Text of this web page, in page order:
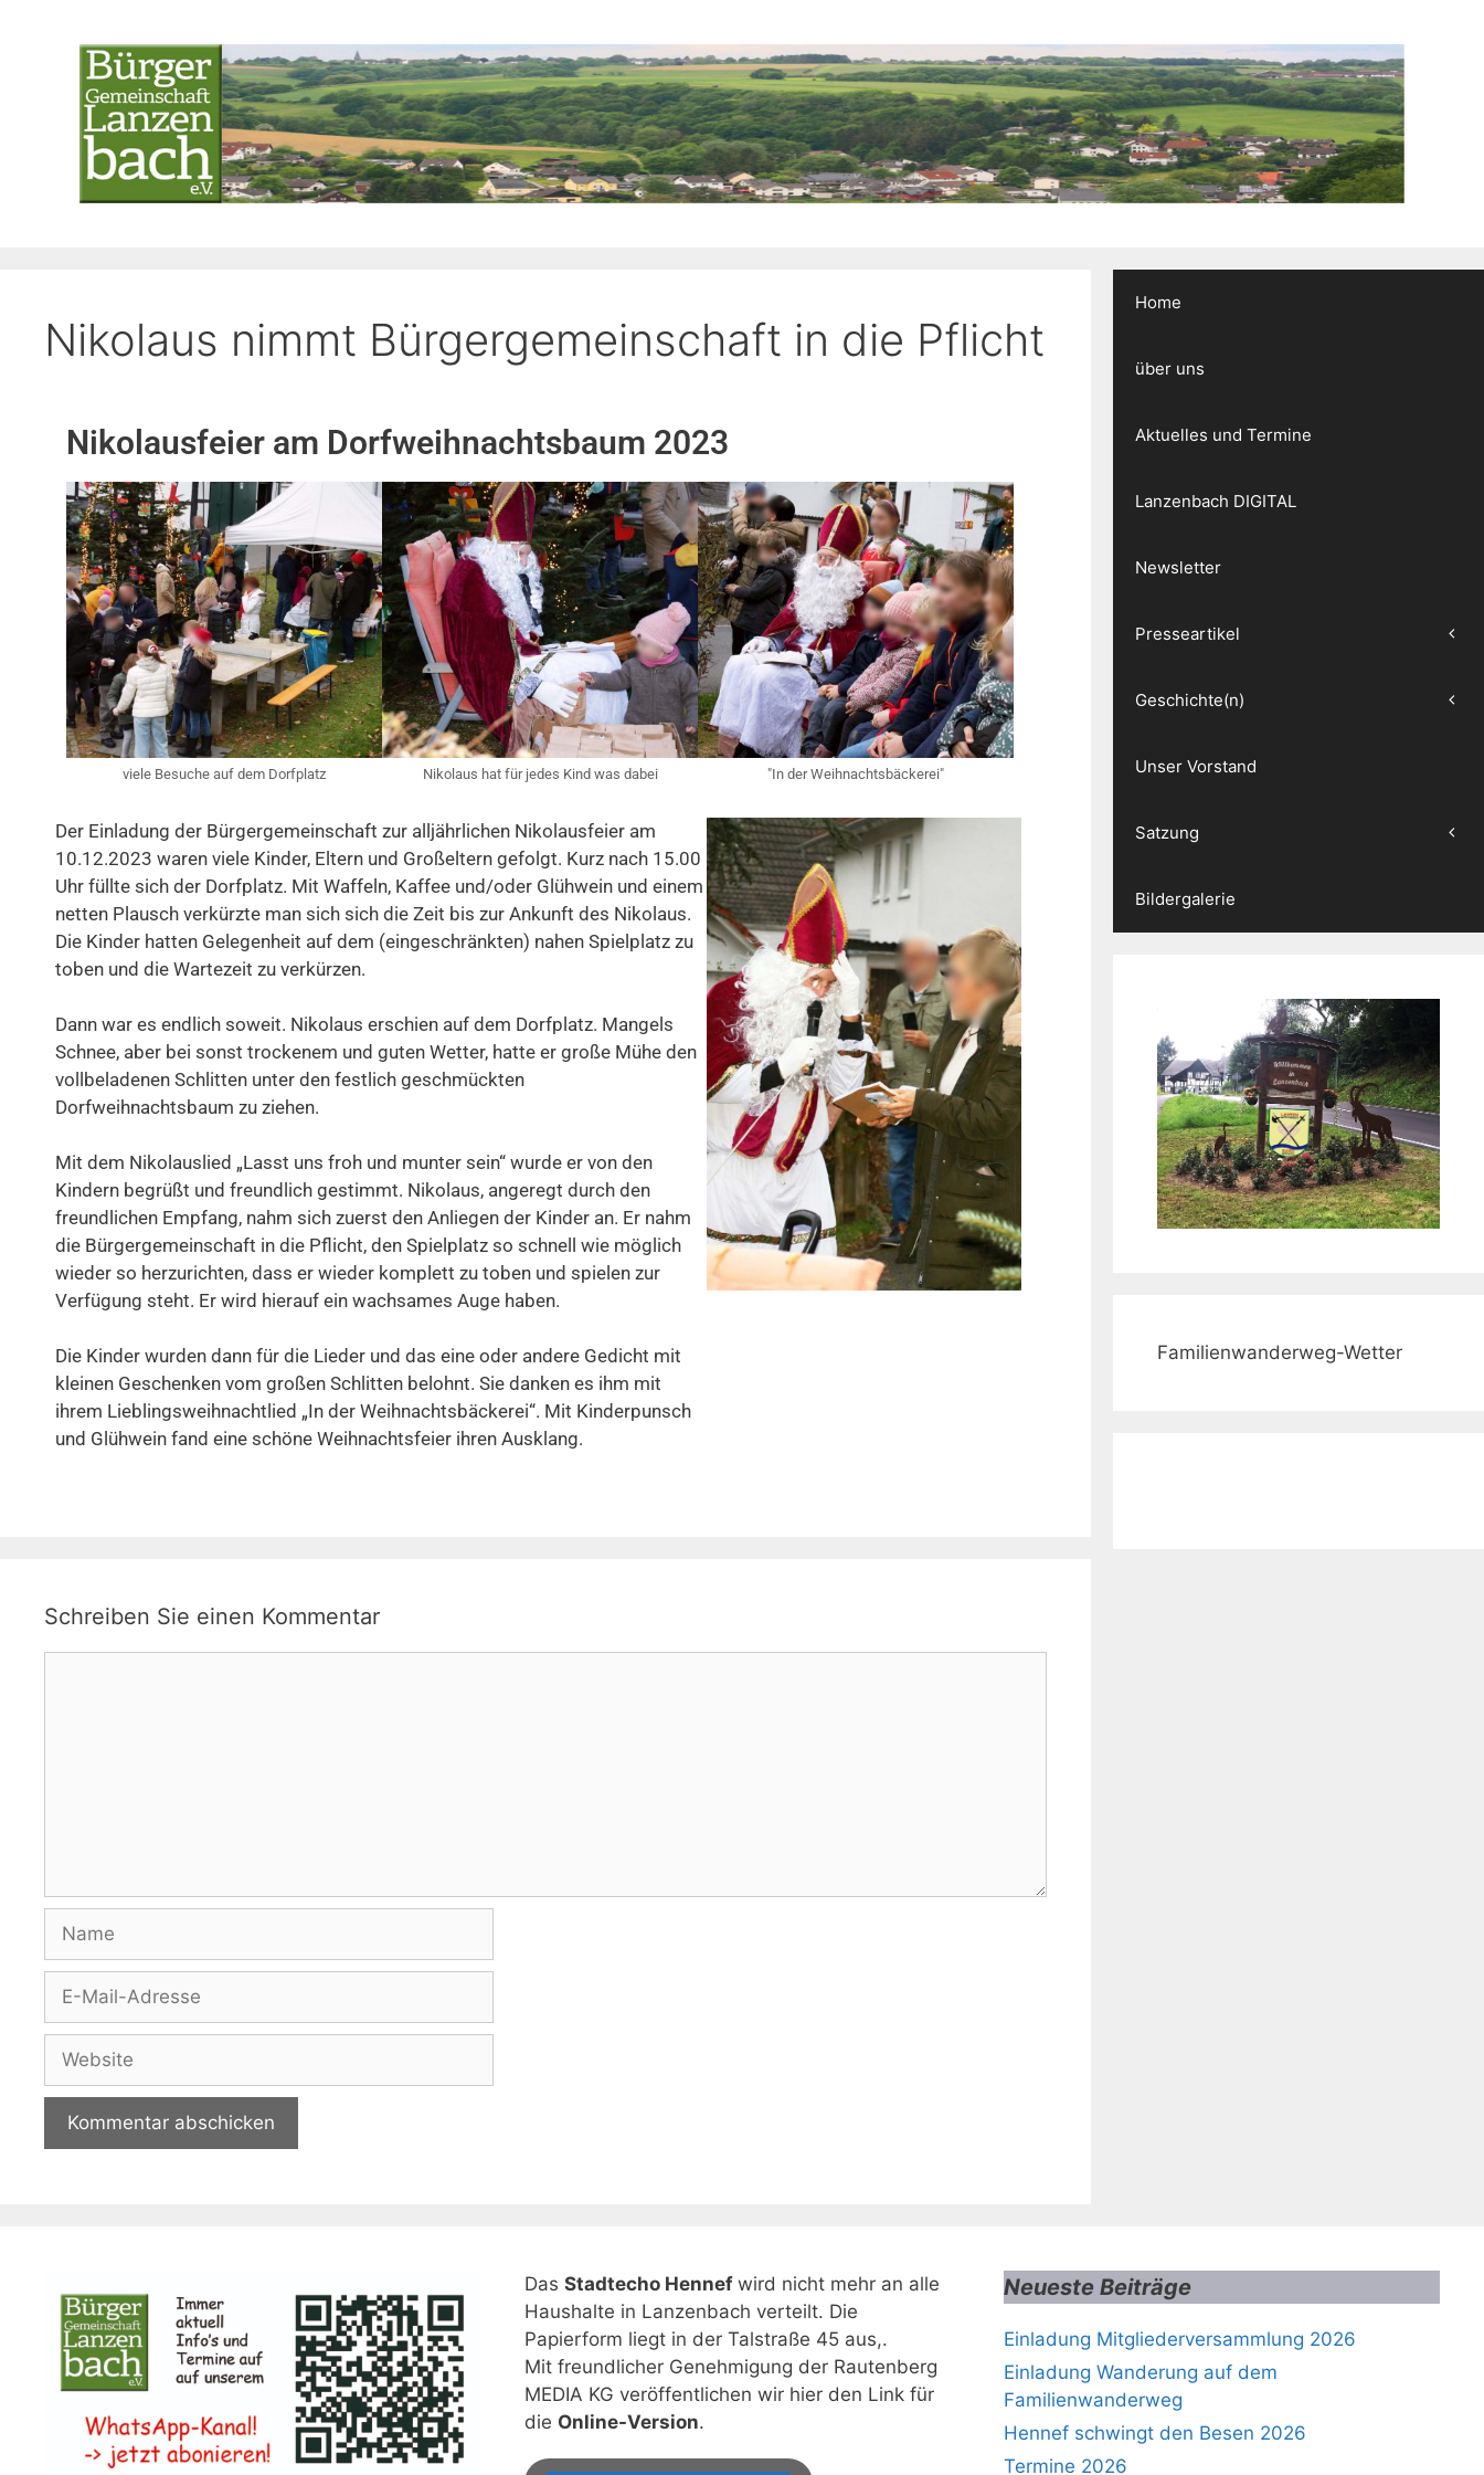
Nikolaus nimmt Bürgergemeinschaft in die Pflicht
Nikolausfeier am Dorfweihnachtsbaum 2023
viele Besuche auf dem Dorfplatz Nikolaus hat für jedes Kind was dabei "In der Weihnachtsbäckerei"
Der Einladung der Bürgergemeinschaft zur alljährlichen Nikolausfeier am
10.12.2023 waren viele Kinder, Eltern und Großeltern gefolgt. Kurz nach 15.00
Uhr füllte sich der Dorfplatz. Mit Waffeln, Kaffee und/oder Glühwein und einem
netten Plausch verkürzte man sich sich die Zeit bis zur Ankunft des Nikolaus.
Die Kinder hatten Gelegenheit auf dem (eingeschränkten) nahen Spielplatz zu
toben und die Wartezeit zu verkürzen.
Dann war es endlich soweit. Nikolaus erschien auf dem Dorfplatz. Mangels
Schnee, aber bei sonst trockenem und guten Wetter, hatte er große Mühe den
vollbeladenen Schlitten unter den festlich geschmückten
Dorfweihnachtsbaum zu ziehen.
Mit dem Nikolauslied „Lasst uns froh und munter sein“ wurde er von den
Kindern begrüßt und freundlich gestimmt. Nikolaus, angeregt durch den
freundlichen Empfang, nahm sich zuerst den Anliegen der Kinder an. Er nahm
die Bürgergemeinschaft in die Pflicht, den Spielplatz so schnell wie möglich
wieder so herzurichten, dass er wieder komplett zu toben und spielen zur
Verfügung steht. Er wird hierauf ein wachsames Auge haben.
Die Kinder wurden dann für die Lieder und das eine oder andere Gedicht mit
kleinen Geschenken vom großen Schlitten belohnt. Sie danken es ihm mit
ihrem Lieblingsweihnachtlied „In der Weihnachtsbäckerei“. Mit Kinderpunsch
und Glühwein fand eine schöne Weihnachtsfeier ihren Ausklang.
Schreiben Sie einen Kommentar
Home
über uns
Aktuelles und Termine
Lanzenbach DIGITAL
Newsletter
Presseartikel
Geschichte(n)
Unser Vorstand
Satzung
Bildergalerie
Familienwanderweg-Wetter
Das Stadtecho Hennef wird nicht mehr an alle
Haushalte in Lanzenbach verteilt. Die
Papierform liegt in der Talstraße 45 aus,.
Mit freundlicher Genehmigung der Rautenberg
MEDIA KG veröffentlichen wir hier den Link für
die Online-Version.
Neueste Beiträge
Einladung Mitgliederversammlung 2026
Einladung Wanderung auf dem
Familienwanderweg
Hennef schwingt den Besen 2026
Termine 2026